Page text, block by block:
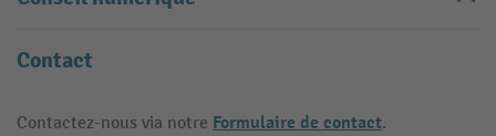
Contact
Contactez-nous via notre Formulaire de contact.